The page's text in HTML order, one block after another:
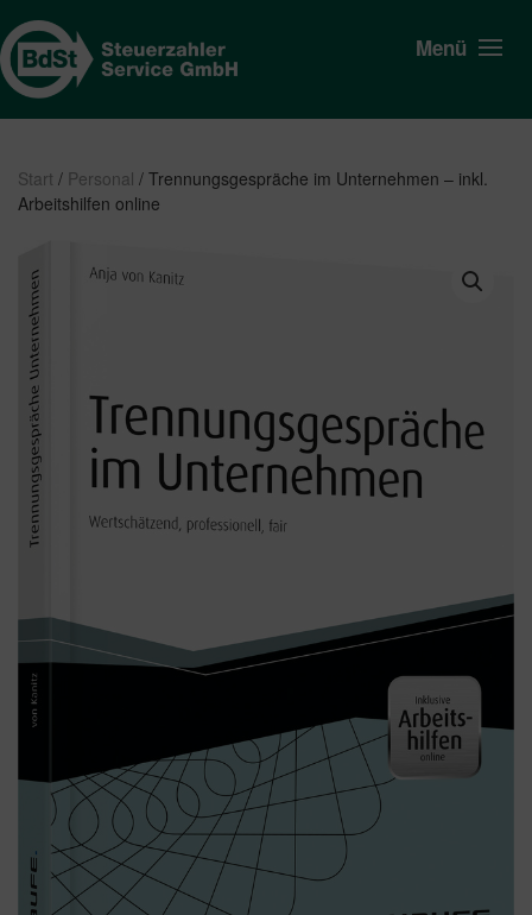
Menü
Start / Personal / Trennungsgespräche im Unternehmen – inkl.
Arbeitshilfen online